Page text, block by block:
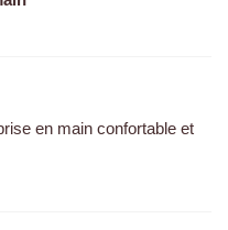
en main confortable et